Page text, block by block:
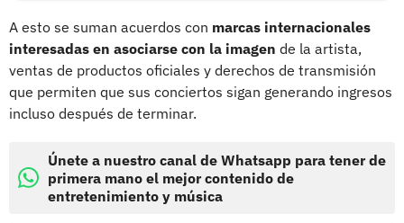
A esto se suman acuerdos con marcas internacionales
interesadas en asociarse con la imagen de la artista,
ventas de productos oficiales y derechos de transmisión
que permiten que sus conciertos sigan generando ingresos
incluso después de terminar.
Únete a nuestro canal de Whatsapp para tener de
primera mano el mejor contenido de
entretenimiento y música